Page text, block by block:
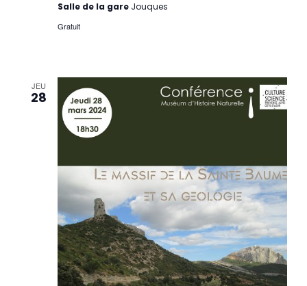
Salle de la gare Jouques
Gratuit
JEU
28